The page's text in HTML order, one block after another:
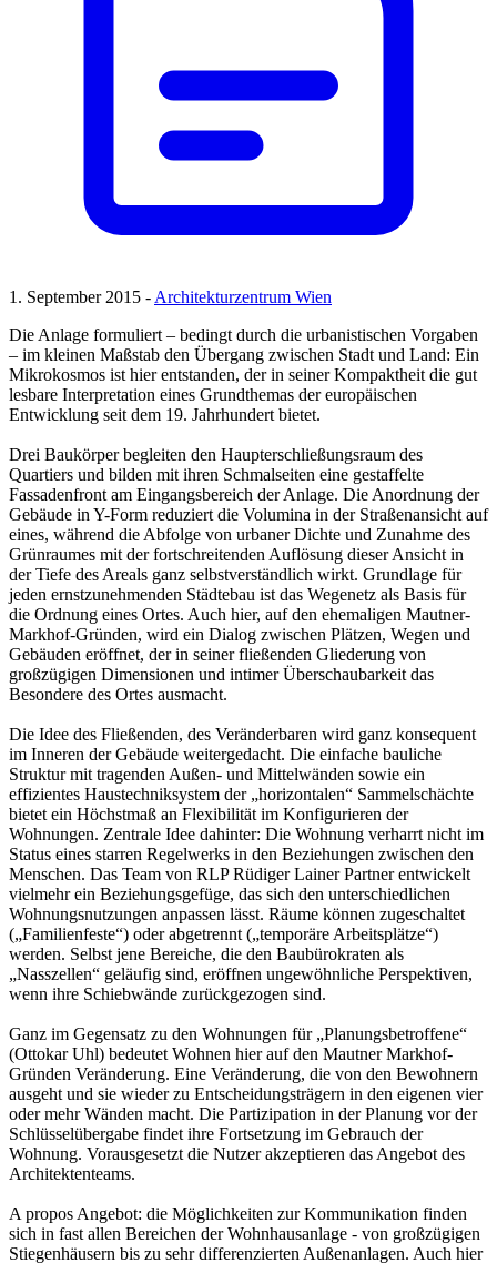
1. September 2015 -Architekturzentrum Wien
Die Anlage formuliert – bedingt durch die urbanistischen Vorgaben
– im kleinen Maßstab den Übergang zwischen Stadt und Land: Ein
Mikrokosmos ist hier entstanden, der in seiner Kompaktheit die gut
lesbare Interpretation eines Grundthemas der europäischen
Entwicklung seit dem 19. Jahrhundert bietet.
Drei Baukörper begleiten den Haupterschließungsraum des
Quartiers und bilden mit ihren Schmalseiten eine gestaffelte
Fassadenfront am Eingangsbereich der Anlage. Die Anordnung der
Gebäude in Y-Form reduziert die Volumina in der Straßenansicht auf
eines, während die Abfolge von urbaner Dichte und Zunahme des
Grünraumes mit der fortschreitenden Auflösung dieser Ansicht in
der Tiefe des Areals ganz selbstverständlich wirkt. Grundlage für
jeden ernstzunehmenden Städtebau ist das Wegenetz als Basis für
die Ordnung eines Ortes. Auch hier, auf den ehemaligen Mautner-
Markhof-Gründen, wird ein Dialog zwischen Plätzen, Wegen und
Gebäuden eröffnet, der in seiner fließenden Gliederung von
großzügigen Dimensionen und intimer Überschaubarkeit das
Besondere des Ortes ausmacht.
Die Idee des Fließenden, des Veränderbaren wird ganz konsequent
im Inneren der Gebäude weitergedacht. Die einfache bauliche
Struktur mit tragenden Außen- und Mittelwänden sowie ein
effizientes Haustechniksystem der „horizontalen“ Sammelschächte
bietet ein Höchstmaß an Flexibilität im Konfigurieren der
Wohnungen. Zentrale Idee dahinter: Die Wohnung verharrt nicht im
Status eines starren Regelwerks in den Beziehungen zwischen den
Menschen. Das Team von RLP Rüdiger Lainer Partner entwickelt
vielmehr ein Beziehungsgefüge, das sich den unterschiedlichen
Wohnungsnutzungen anpassen lässt. Räume können zugeschaltet
(„Familienfeste“) oder abgetrennt („temporäre Arbeitsplätze“)
werden. Selbst jene Bereiche, die den Baubürokraten als
„Nasszellen“ geläufig sind, eröffnen ungewöhnliche Perspektiven,
wenn ihre Schiebwände zurückgezogen sind.
Ganz im Gegensatz zu den Wohnungen für „Planungsbetroffene“
(Ottokar Uhl) bedeutet Wohnen hier auf den Mautner Markhof-
Gründen Veränderung. Eine Veränderung, die von den Bewohnern
ausgeht und sie wieder zu Entscheidungsträgern in den eigenen vier
oder mehr Wänden macht. Die Partizipation in der Planung vor der
Schlüsselübergabe findet ihre Fortsetzung im Gebrauch der
Wohnung. Vorausgesetzt die Nutzer akzeptieren das Angebot des
Architektenteams.
A propos Angebot: die Möglichkeiten zur Kommunikation finden
sich in fast allen Bereichen der Wohnhausanlage - von großzügigen
Stiegenhäusern bis zu sehr differenzierten Außenanlagen. Auch hier